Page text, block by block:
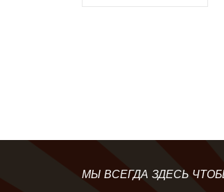
МЫ ВСЕГДА ЗДЕСЬ